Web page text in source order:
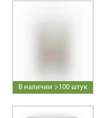
В наличии >100 штук